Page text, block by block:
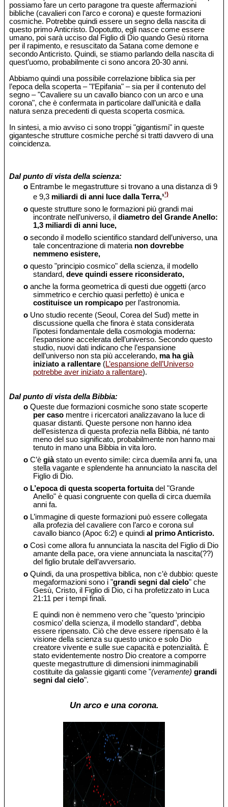
possiamo fare un certo paragone tra queste affermazioni
bibliche (cavalieri con l’arco e corona) e queste formazioni
cosmiche. Potrebbe quindi essere un segno della nascita di
questo primo Anticristo. Dopotutto, egli nasce come essere
umano, poi sarà ucciso dal Figlio di Dio quando Gesù ritorna
per il rapimento, e resuscitato da Satana come demone e
secondo Anticristo. Quindi, se stiamo parlando della nascita di
quest’uomo, probabilmente ci sono ancora 20-30 anni.
Abbiamo quindi una possibile correlazione biblica sia per
l’epoca della scoperta – "l’Epifania" – sia per il contenuto del
segno – "Cavaliere su un cavallo bianco con un arco e una
corona", che è confermata in particolare dall’unicità e dalla
natura senza precedenti di questa scoperta cosmica.
In sintesi, a mio avviso ci sono troppi "gigantismi" in queste
gigantesche strutture cosmiche perché si tratti davvero di una
coincidenza.
Dal punto di vista della scienza:
o Entrambe le megastrutture si trovano a una distanza di 9
e 9,3 miliardi di anni luce dalla Terra,¹¹)
o queste strutture sono le formazioni più grandi mai
incontrate nell’universo, ildiametro del Grande Anello:
1,3 miliardi di anni luce,
o secondo il modello scientifico standard dell’universo, una
tale concentrazione di materia non dovrebbe
nemmeno esistere,
o questo "principio cosmico" della scienza, il modello
standard,deve quindi essere riconsiderato,
o anche la forma geometrica di questi due oggetti (arco
simmetrico e cerchio quasi perfetto) è unica e
costituisce un rompicapo per l’astronomia.
o Uno studio recente (Seoul, Corea del Sud) mette in
discussione quella che finora è stata considerata
l’ipotesi fondamentale della cosmologia moderna:
l’espansione accelerata dell’universo. Secondo questo
studio, nuovi dati indicano che l’espansione
dell’universo non sta più accelerando, ma ha già
iniziato a rallentare (L’espansione dell’Universo
potrebbe aver iniziato a rallentare).
Dal punto di vista della Bibbia:
o Queste due formazioni cosmiche sono state scoperte
per caso mentre i ricercatori analizzavano la luce di
quasar distanti. Queste persone non hanno idea
dell’esistenza di questa profezia nella Bibbia, né tanto
meno del suo significato, probabilmente non hanno mai
tenuto in mano una Bibbia in vita loro.
o C’ègiàstato un evento simile: circa duemila anni fa, una
stella vagante e splendente ha annunciato la nascita del
Figlio di Dio.
o L’epoca di questa scoperta fortuitadel "Grande
Anello" è quasi congruente con quella di circa duemila
anni fa.
o L’immagine di queste formazioni può essere collegata
alla profezia del cavaliere con l’arco e corona sul
cavallo bianco (Apoc 6:2) e quindial primo Anticristo.
o Così come allora fu annunciata la nascita del Figlio di Dio
amante della pace, ora viene annunciata la nascita(??)
del figlio brutale dell’avversario.
o Quindi, da una prospettiva biblica, non c’è dubbio: queste
megaformazioni sono i "grandi segni dal cielo" che
Gesù, Cristo, il Figlio di Dio, ci ha profetizzato in Luca
21:11 per i tempi finali.
E quindi non è nemmeno vero che "questo ‘principio
cosmico’ della scienza, il modello standard", debba
essere ripensato. Ciò che deve essere ripensato è la
visione della scienza su questo unico e solo Dio
creatore vivente e sulle sue capacità e potenzialità. È
stato evidentemente nostro Dio creatore a comporre
queste megastrutture di dimensioni inimmaginabili
costituite da galassie giganti come "(veramente)grandi
segni dal cielo".
Un arco e una corona.